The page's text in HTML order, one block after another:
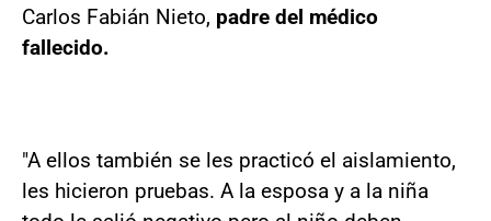
Carlos Fabián Nieto, padre del médico
fallecido.
"A ellos también se les practicó el aislamiento,
les hicieron pruebas. A la esposa y a la niña